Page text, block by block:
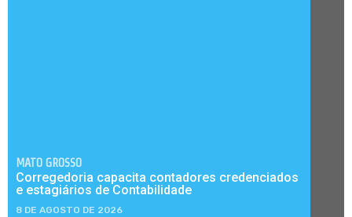
MATO GROSSO
Corregedoria capacita contadores credenciados
e estagiários de Contabilidade
8 DE AGOSTO DE 2026